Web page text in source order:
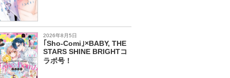
2026年8月5日
｢Sho-Comi｣×BABY, THE
STARS SHINE BRIGHTコ
ラボ号！